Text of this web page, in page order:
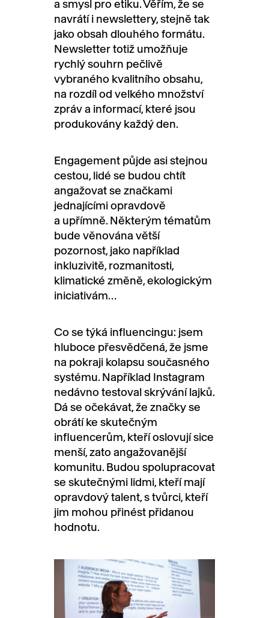
a smysl pro etiku. Věřím, že se
navrátí i newslettery, stejně tak
jako obsah dlouhého formátu.
Newsletter totiž umožňuje
rychlý souhrn pečlivě
vybraného kvalitního obsahu,
na rozdíl od velkého množství
zpráv a informací, které jsou
produkovány každý den.
Engagement půjde asi stejnou
cestou, lidé se budou chtít
angažovat se značkami
jednajícími opravdově
a upřímně. Některým tématům
bude věnována větší
pozornost, jako například
inkluzivitě, rozmanitosti,
klimatické změně, ekologickým
iniciativám…
Co se týká influencingu: jsem
hluboce přesvědčená, že jsme
na pokraji kolapsu současného
systému. Například Instagram
nedávno testoval skrývání lajků.
Dá se očekávat, že značky se
obrátí ke skutečným
influencerům, kteří oslovují sice
menší, zato angažovanější
komunitu. Budou spolupracovat
se skutečnými lidmi, kteří mají
opravdový talent, s tvůrci, kteří
jim mohou přinést přidanou
hodnotu.